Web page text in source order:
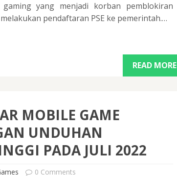
yang menjadi korban pemblokiran
pendaftaran PSE ke pemerintah.…
READ MORE
MOBILE GAME
UNDUHAN
PADA JULI 2022
0 Comments